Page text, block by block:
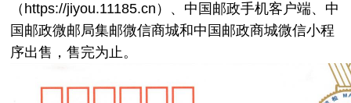
（ https://jiyou.11185.cn）、中国邮政手机客户端、中
国邮政微邮局集邮微信商城和中国邮政商城微信小程
序出售，售完为止。